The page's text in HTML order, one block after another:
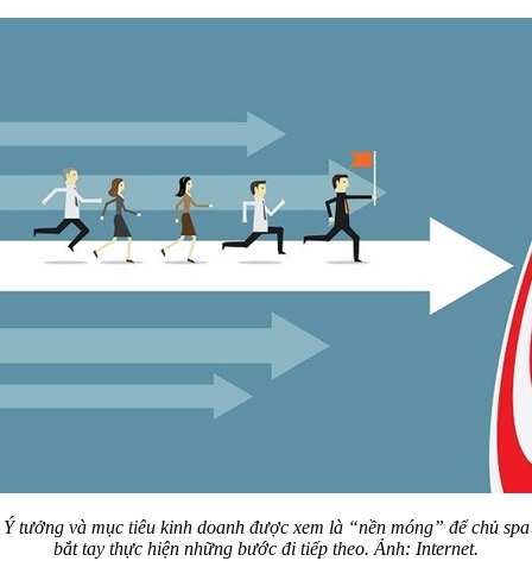
Ý tưởng và mục tiêu kinh doanh được xem là “nền móng” để chủ spa
bắt tay thực hiện những bước đi tiếp theo. Ảnh: Internet.